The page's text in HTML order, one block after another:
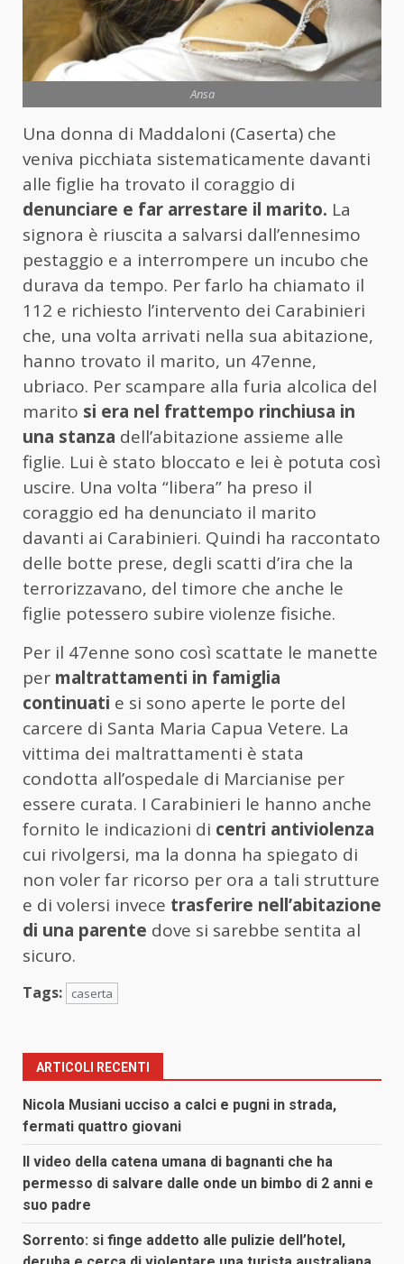
Ansa
Una donna di Maddaloni (Caserta) che
veniva picchiata sistematicamente davanti
alle figlie ha trovato il coraggio di
denunciare e far arrestare il marito. La
signora è riuscita a salvarsi dall’ennesimo
pestaggio e a interrompere un incubo che
durava da tempo. Per farlo ha chiamato il
112 e richiesto l’intervento dei Carabinieri
che, una volta arrivati nella sua abitazione,
hanno trovato il marito, un 47enne,
ubriaco. Per scampare alla furia alcolica del
marito si era nel frattempo rinchiusa in
una stanza dell’abitazione assieme alle
figlie. Lui è stato bloccato e lei è potuta così
uscire. Una volta “libera” ha preso il
coraggio ed ha denunciato il marito
davanti ai Carabinieri. Quindi ha raccontato
delle botte prese, degli scatti d’ira che la
terrorizzavano, del timore che anche le
figlie potessero subire violenze fisiche.
Per il 47enne sono così scattate le manette
per maltrattamenti in famiglia
continuati e si sono aperte le porte del
carcere di Santa Maria Capua Vetere. La
vittima dei maltrattamenti è stata
condotta all’ospedale di Marcianise per
essere curata. I Carabinieri le hanno anche
fornito le indicazioni di centri antiviolenza
cui rivolgersi, ma la donna ha spiegato di
non voler far ricorso per ora a tali strutture
e di volersi invece trasferire nell’abitazione
di una parente dove si sarebbe sentita al
sicuro.
Tags: caserta
ARTICOLI RECENTI
Nicola Musiani ucciso a calci e pugni in strada,
fermati quattro giovani
Il video della catena umana di bagnanti che ha
permesso di salvare dalle onde un bimbo di 2 anni e
suo padre
Sorrento: si finge addetto alle pulizie dell’hotel,